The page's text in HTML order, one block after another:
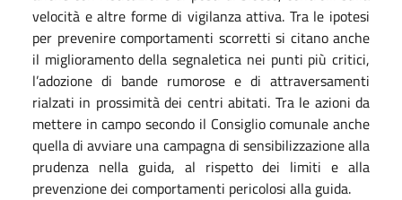
velocità e altre forme di vigilanza attiva. Tra le ipotesi
per prevenire comportamenti scorretti si citano anche
il miglioramento della segnaletica nei punti più critici,
l’adozione di bande rumorose e di attraversamenti
rialzati in prossimità dei centri abitati. Tra le azioni da
mettere in campo secondo il Consiglio comunale anche
quella di avviare una campagna di sensibilizzazione alla
prudenza nella guida, al rispetto dei limiti e alla
prevenzione dei comportamenti pericolosi alla guida.